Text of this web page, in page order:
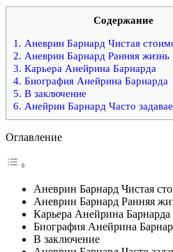
Содержание
1. Аневрин Барнард Чистая
2. Аневрин Барнард Ранняя жизнь
3. Карьера Анейрина Барнарда
4. Биография Анейрина Барнарда
5. В заключение
6. Анейрин Барнард Часто
Оглавление
Аневрин Барнард Чистая
Аневрин Барнард Ранняя
Карьера Анейрина Барнарда
Биография Анейрина
В заключение